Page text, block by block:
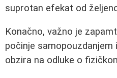
suprotan efekat od
Konačno, važno je
počinje samopouzdanjem
obzira na odluke o